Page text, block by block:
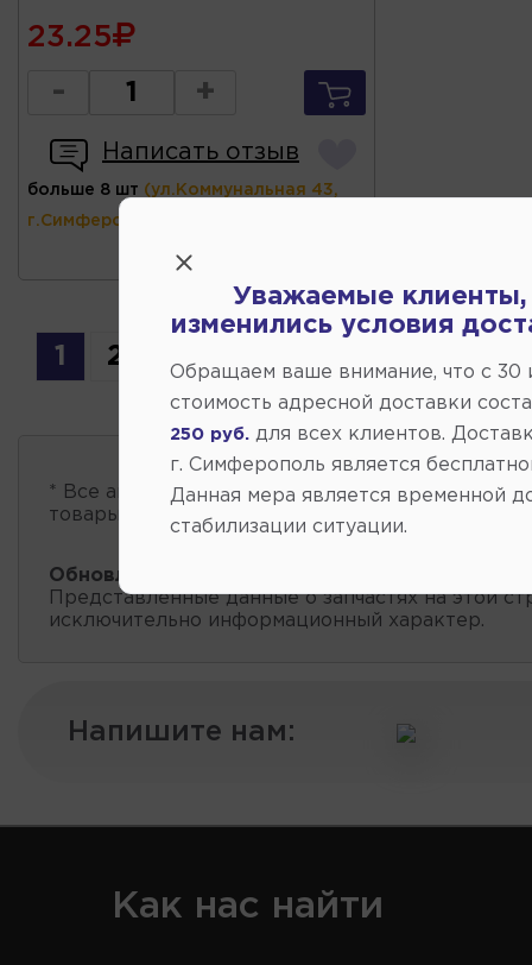
23.25
- +
Написать отзыв
больше 8 шт (ул.Коммунальная 43,
г.Симферополь)
1 2
* Все автозапчасти есть в наличии , обновление
товары проходит несколько раз в сутки.
Обновление остатков и цен:
Представленные данные о запчастях на этой
исключительно информационный характер.
Напишите нам:
Как нас найти
Уважаемые клиенты,
изменились условия
Обращаем ваше внимание, что c 30
стоимость адресной доставки
250 руб.
для всех клиентов.
г. Симферополь является
Данная мера является временной
стабилизации ситуации.